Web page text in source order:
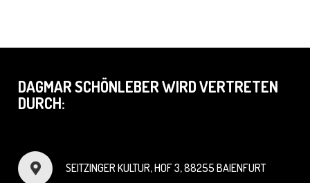
DAGMAR SCHÖNLEBER WIRD VERTRETEN
DURCH:
SEITZINGER KULTUR, HOF 3, 88255 BAIENFURT